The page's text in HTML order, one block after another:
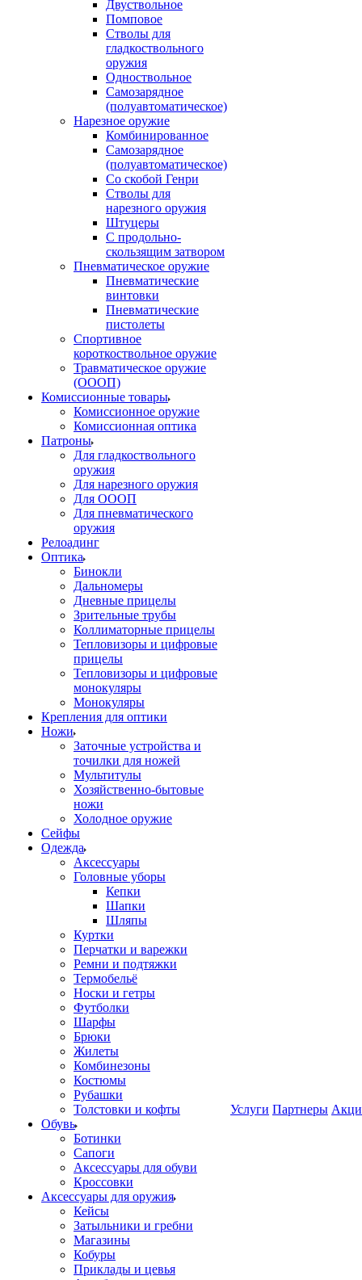
Двуствольное
Помповое
Стволы для
гладкоствольного
оружия
Одноствольное
Самозарядное
(полуавтоматическое)
Нарезное оружие
Комбинированное
Самозарядное
(полуавтоматическое)
Со скобой Генри
Стволы для
нарезного оружия
Штуцеры
С продольно-
скользящим затвором
Пневматическое оружие
Пневматические
винтовки
Пневматические
пистолеты
Спортивное
короткоствольное оружие
Травматическое оружие
(ОООП)
Комиссионные товары
Комиссионное оружие
Комиссионная оптика
Патроны
Для гладкоствольного
оружия
Для нарезного оружия
Для ОООП
Для пневматического
оружия
Релоадинг
Оптика
Бинокли
Дальномеры
Дневные прицелы
Зрительные трубы
Коллиматорные прицелы
Тепловизоры и цифровые
прицелы
Тепловизоры и цифровые
монокуляры
Монокуляры
Крепления для оптики
Ножи
Заточные устройства и
точилки для ножей
Мультитулы
Хозяйственно-бытовые
ножи
Холодное оружие
Сейфы
Одежда
Аксессуары
Головные уборы
Кепки
Шапки
Шляпы
Куртки
Перчатки и варежки
Ремни и подтяжки
Термобельё
Носки и гетры
Футболки
Шарфы
Брюки
Жилеты
Комбинезоны
Костюмы
Рубашки
Толстовки и кофты
Обувь
Ботинки
Сапоги
Аксессуары для обуви
Кроссовки
Аксессуары для оружия
Кейсы
Затыльники и гребни
Магазины
Кобуры
Приклады и цевья
Услуги Партнеры